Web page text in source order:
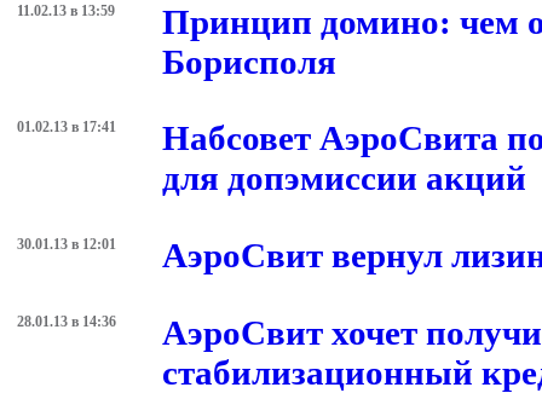
11.02.13 в 13:59
Принцип домино: чем
Борисполя
01.02.13 в 17:41
Набсовет АэроСвита
для допэмиссии акций
30.01.13 в 12:01 АэроСвит вернул
28.01.13 в 14:36
АэроСвит хочет
стабилизационный